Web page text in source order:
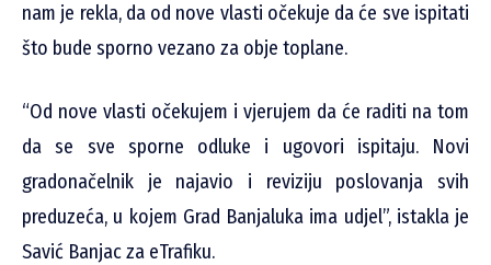
nam je rekla, da od nove vlasti očekuje da će sve ispitati
što bude sporno vezano za obje toplane.
“Od nove vlasti očekujem i vjerujem da će raditi na tom
da se sve sporne odluke i ugovori ispitaju. Novi
gradonačelnik je najavio i reviziju poslovanja svih
preduzeća, u kojem Grad Banjaluka ima udjel”, istakla je
Savić Banjac za eTrafiku.